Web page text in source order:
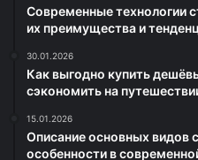
Современные технологии
их преимущества и
30.01.2026
Как выгодно купить
сэкономить на
15.01.2026
Описание основных видов
особенности в